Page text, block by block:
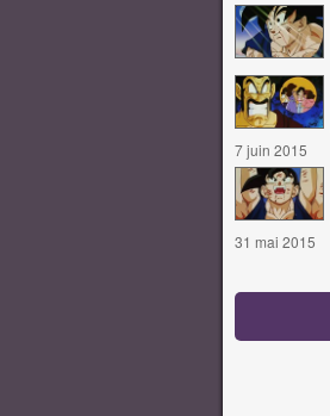
7 juin 2015
31 mai 2015